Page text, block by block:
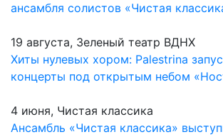
ансамбля солистов «Чистая
19 августа, Зеленый театр ВДНХ
Хиты нулевых хором: Palestrina
концерты под открытым небом
4 июня, Чистая классика
Ансамбль «Чистая классика»